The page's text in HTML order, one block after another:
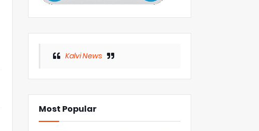
Kalvi News
Most Popular